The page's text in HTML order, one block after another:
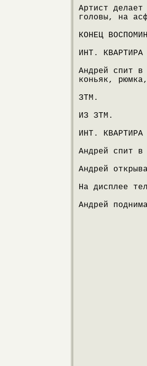
Артист
головы, на
КОНЕЦ
ИНТ. КВАРТИРА
Андрей спит
коньяк,
ЗТМ.
ИЗ ЗТМ.
ИНТ. КВАРТИРА
Андрей спит в
Андрей
На дисплее
Андрей